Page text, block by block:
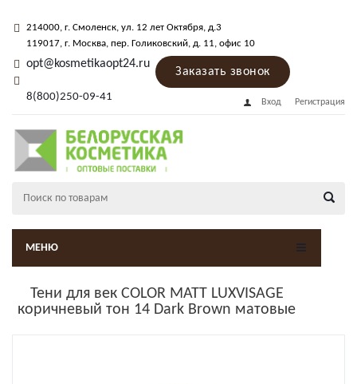
214000, г. Смоленск, ул. 12 лет Октября, д.3
119017, г. Москва, пер. Голиковский, д. 11, офис 10
opt@kosmetikaopt24.ru
8(800)250-09-41
Заказать звонок
Вход Регистрация
МЕНЮ
Тени для век COLOR MATT LUXVISAGE
коричневый тон 14 Dark Brown матовые